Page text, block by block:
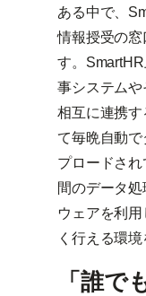
ある中で、
情報授受の窓
す。
事システムや
相互に連携
て毎晩自動
プロードさ
間のデータ
ウェアを利
く行える環境
「誰で